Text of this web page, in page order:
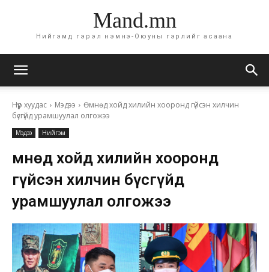
Mand.mn
Нийгэмд гэрэл нэмнэ-Оюуны гэрлийг асаана
Нүүр хуудас Мэдээ
Өмнөд хойд хилийн хооронд гүйсэн хилчин
бүсгүйд урамшуулал олгожээ
Мэдээ Нийгэм
Өмнөд хойд хилийн хооронд
гүйсэн хилчин бүсгүйд
урамшуулал олгожээ